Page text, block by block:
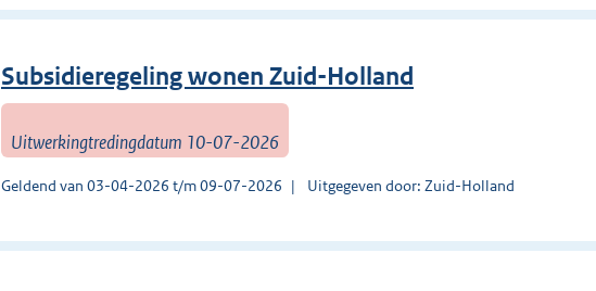
Subsidieregeling wonen Zuid-Holland
Uitwerkingtredingdatum 10-07-2026
Geldend van 03-04-2026 t/m 09-07-2026 Uitgegeven door: Zuid-Holland